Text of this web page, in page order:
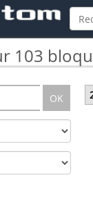
103
OK